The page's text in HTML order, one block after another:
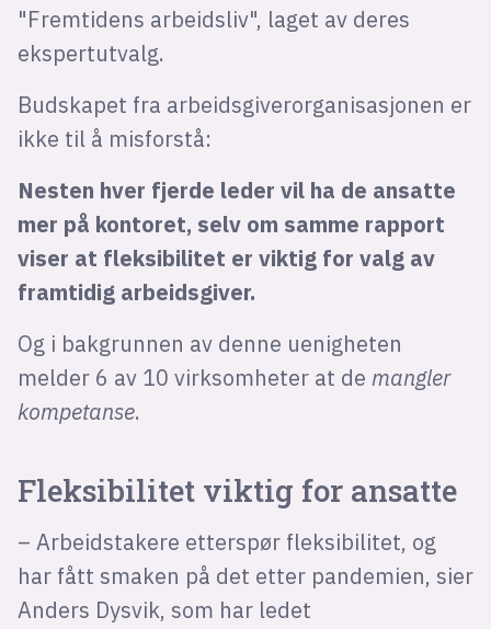
"Fremtidens arbeidsliv", laget av deres
ekspertutvalg.
Budskapet fra arbeidsgiverorganisasjonen er
ikke til å misforstå:
Nesten hver fjerde leder vil ha de ansatte
mer på kontoret, selv om samme rapport
viser at fleksibilitet er viktig for valg av
framtidig arbeidsgiver.
Og i bakgrunnen av denne uenigheten
melder 6 av 10 virksomheter at de mangler
kompetanse.
Fleksibilitet viktig for ansatte
– Arbeidstakere etterspør fleksibilitet, og
har fått smaken på det etter pandemien, sier
Anders Dysvik, som har ledet